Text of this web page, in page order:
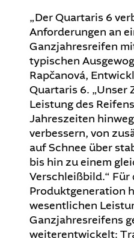
„Der Quartaris 6
Anforderungen an
Ganzjahresreifen
typischen
Rapčanová,
Quartaris 6. „Unser
Leistung des
Jahreszeiten
verbessern, von
auf Schnee über
bis hin zu einem
Verschleißbild.“ Für
Produktgeneration
wesentlichen
Ganzjahresreifens
weiterentwickelt: